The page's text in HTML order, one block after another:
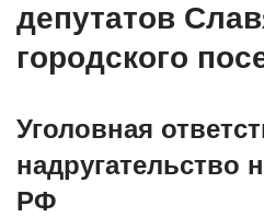
депутатов
городского
Уголовная
надругательство
РФ